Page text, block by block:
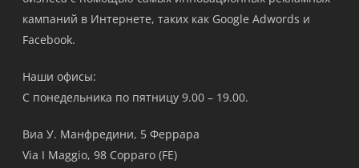
кампаний в Интернете, таких как Google Adwords и
Facebook.
Наши офисы:
С понедельника по пятницу 9.00 – 19.00.
Виа У. Манфредини, 5 Феррара
Via I Maggio, 98 Copparo (FE)